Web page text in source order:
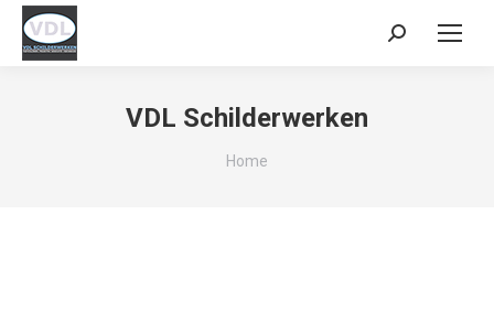
Zoeken:
VDL Schilderwerken
Je bent hier:
Home